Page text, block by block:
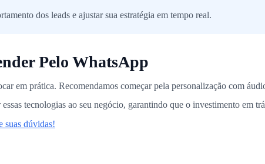
dos leads e ajustar sua estratégia em tempo real.
Pelo WhatsApp
em prática. Recomendamos começar pela personalização com
tecnologias ao seu negócio, garantindo que o investimento em
suas dúvidas!